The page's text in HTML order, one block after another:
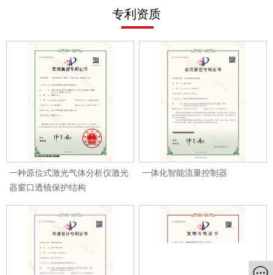
专利资质
一种原位式激光气体分析仪激光
器窗口透镜保护结构
一体化智能流量控制器